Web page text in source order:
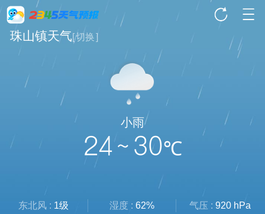
珠山镇天气[切换]
小雨
24 ~ 30℃
东北风 : 1级 湿度 : 62% 气压 : 920 hPa